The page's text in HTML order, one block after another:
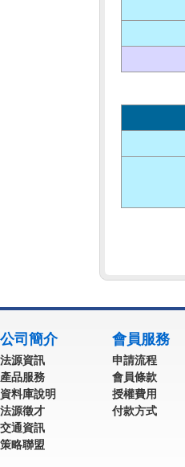
公司簡介
法源資訊
產品服務
資料庫說明
法源徵才
交通資訊
策略聯盟
會員服務
申請流程
會員條款
授權費用
付款方式